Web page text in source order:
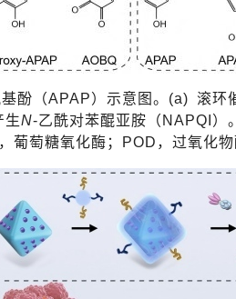
酚（APAP）示意图。 (a) 滚环
生N-乙酰对苯醌亚胺 （ NAPQI ） 。
，葡萄糖氧化酶； POD ，过氧化物